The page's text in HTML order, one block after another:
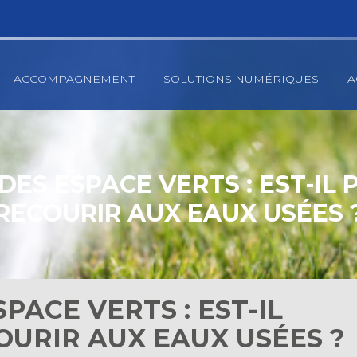
ACCOMPAGNEMENT SOLUTIONS NUMÉRIQUES
ESPACE VERTS : EST-IL
AUX EAUX USÉES
VERTS : EST-IL
AUX EAUX USÉES ?